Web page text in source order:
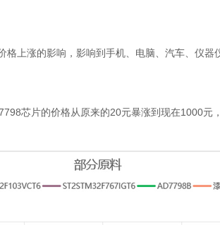
格上涨的影响，影响到手机、电脑、汽车、仪
芯片的价格从原来的20元暴涨到现在1000元